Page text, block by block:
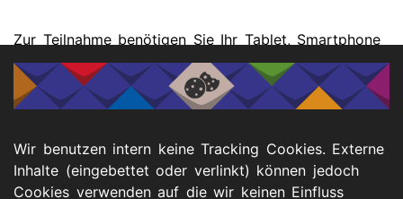
Zur Teilnahme benötigen Sie Ihr Tablet, Smartphone
oder Laptop/PC.
Hier finden Sie eineAnleitung für Teilnehmende .
Wir benutzen intern keine Tracking Cookies. Externe
Inhalte (eingebettet oder verlinkt) können jedoch
Cookies verwenden auf die wir keinen Einfluss